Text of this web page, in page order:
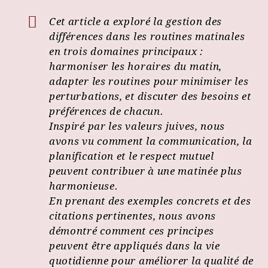
Cet article a exploré la gestion des
différences dans les routines matinales
en trois domaines principaux :
harmoniser les horaires du matin,
adapter les routines pour minimiser les
perturbations, et discuter des besoins et
préférences de chacun.
Inspiré par les valeurs juives, nous
avons vu comment la communication, la
planification et le respect mutuel
peuvent contribuer à une matinée plus
harmonieuse.
En prenant des exemples concrets et des
citations pertinentes, nous avons
démontré comment ces principes
peuvent être appliqués dans la vie
quotidienne pour améliorer la qualité de